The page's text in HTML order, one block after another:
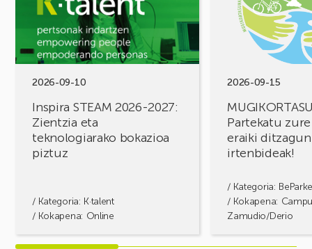
2026-09-10
Inspira STEAM 2026-2027:
Zientzia eta
teknologiarako bokazioa
piztuz
/ Kategoria: K·talent
/ Kokapena: Online
Zientzia
eta
teknologiarako
bokazioa
2026-09-15
Partekatu
eraiki ditzagun
irtenbideak!
/ Kategoria:
/ Kokapena:
Zamudio/Derio
Partekatu
erronkak,
irtenbideak!